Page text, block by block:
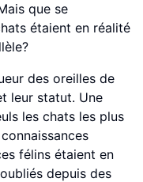
que se
étaient en réalité
des oreilles de
leur statut. Une
les chats les plus
félins étaient en
depuis des